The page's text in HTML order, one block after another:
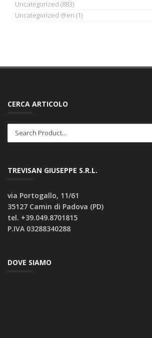
Uncategorized (883)
Uncategorized @en (1)
CERCA ARTICOLO
TREVISAN GIUSEPPE S.R.L.
via Portogallo, 11/61
35127 Camin di Padova (PD)
tel. +39.049.8701815
P.IVA 03288340288
DOVE SIAMO